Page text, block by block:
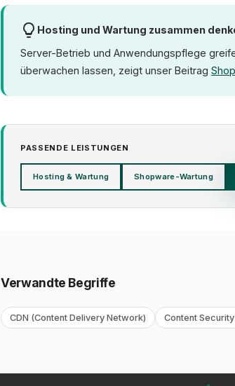
Hosting und Wartung zusammen
Server-Betrieb und Anwendungspflege
überwachen lassen, zeigt unser Beitrag
PASSENDE LEISTUNGEN
Hosting & Wartung Shopware-Wartung
Verwandte Begriffe
CDN (Content Delivery Network) Content